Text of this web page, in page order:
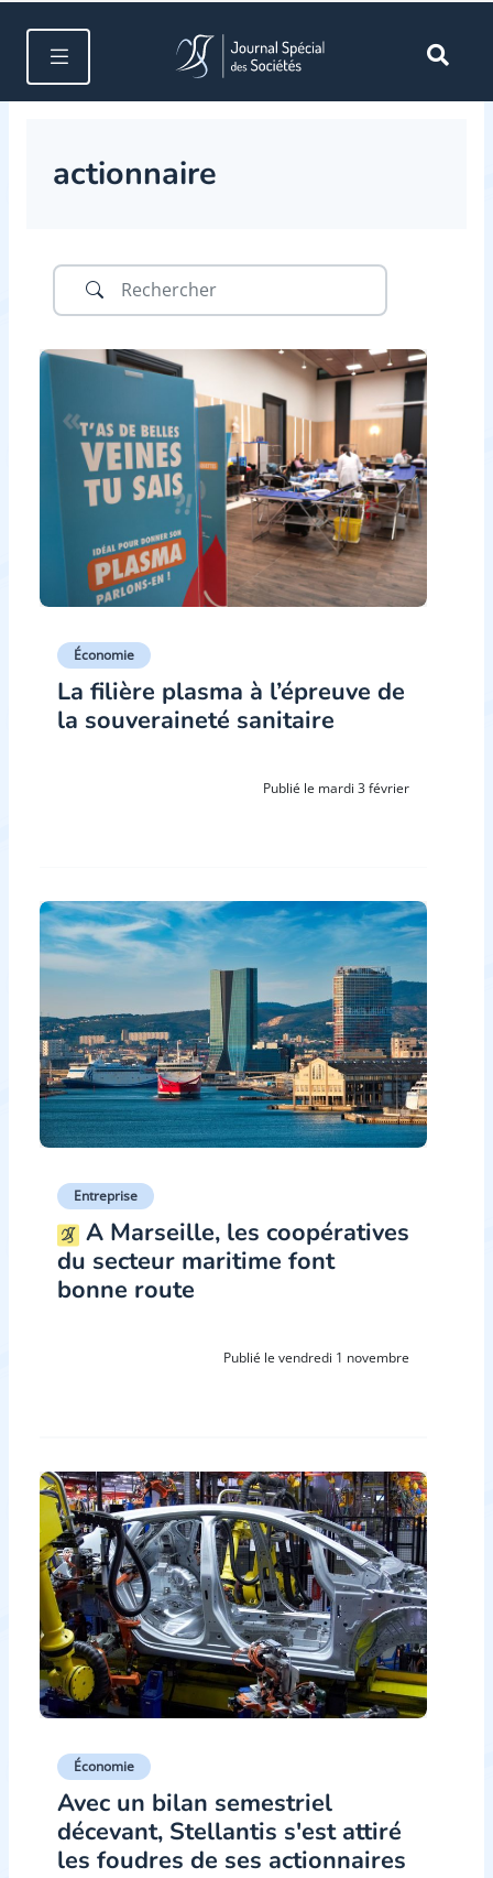
actionnaire
Économie
La filière plasma à l’épreuve de
la souveraineté sanitaire
Publié le mardi 3 février
Entreprise
A Marseille, les coopératives
du secteur maritime font
bonne route
Publié le vendredi 1 novembre
Économie
Avec un bilan semestriel
décevant, Stellantis s'est attiré
les foudres de ses actionnaires